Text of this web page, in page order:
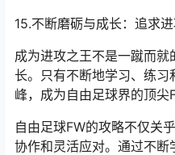
15.不断磨砺与成长：追求
成为进攻之王不是一蹴而
长。只有不断地学习、练
峰，成为自由足球界的顶尖
自由足球FW的攻略不仅关
协作和灵活应对。通过不